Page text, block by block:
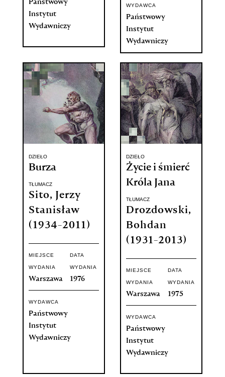
Państwowy
Instytut
Wydawniczy
WYDAWCA
Państwowy
Instytut
Wydawniczy
DZIEŁO
Burza
TŁUMACZ
Sito, Jerzy
Stanisław
(1934-2011)
MIEJSCE
WYDANIA
Warszawa
DATA
WYDANIA
1976
WYDAWCA
Państwowy
Instytut
Wydawniczy
DZIEŁO
Życie i śmierć
Króla Jana
TŁUMACZ
Drozdowski,
Bohdan
(1931-2013)
MIEJSCE
WYDANIA
Warszawa
DATA
WYDANIA
1975
WYDAWCA
Państwowy
Instytut
Wydawniczy